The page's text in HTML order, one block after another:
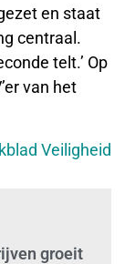
en staat
centraal.
telt.’ Op
van het
Veiligheid
groeit